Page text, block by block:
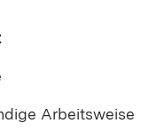
Arbeitsweise